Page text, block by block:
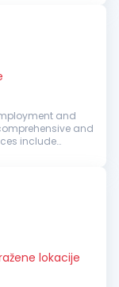
and
and
include
lokacije